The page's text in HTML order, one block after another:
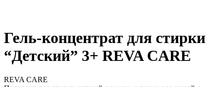
Гель-концентрат для стирки
“Детский” 3+ REVA CARE
REVA CARE